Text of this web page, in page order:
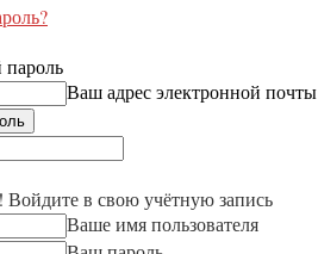
пароль
Ваш адрес электронной почты
Войдите в свою учётную запись
Ваше имя пользователя